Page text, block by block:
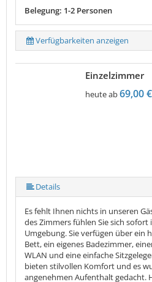
Belegung: 1-2 Personen
Verfügbarkeiten anzeigen
Einzelzimmer
heute ab69,00 €
Details
Es fehlt Ihnen nichts in unseren
des Zimmers fühlen Sie sich
Umgebung. Sie verfügen über ein
Bett, ein eigenes Badezimmer,
WLAN und eine einfache
bieten stilvollen Komfort und es
angenehmen Aufenthalt gedacht.